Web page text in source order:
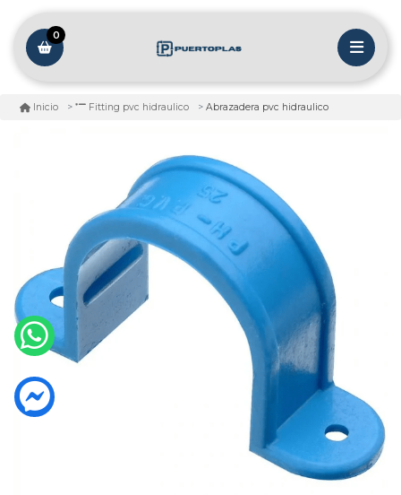
0
Inicio Fitting pvc hidraulico Abrazadera pvc hidraulico